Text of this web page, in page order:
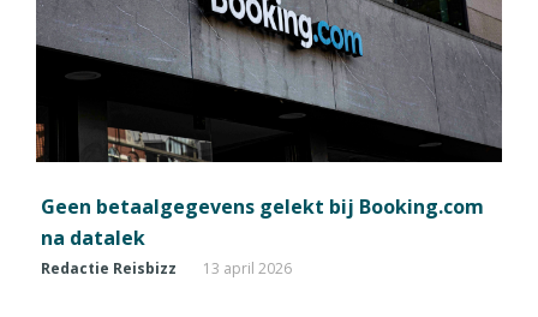
Geen betaalgegevens gelekt bij Booking.com
na datalek
Redactie Reisbizz 13 april 2026